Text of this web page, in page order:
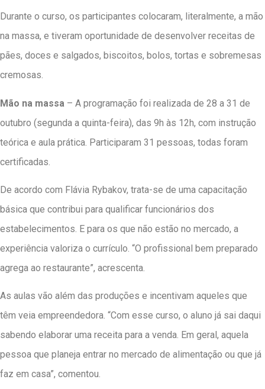
Durante o curso, os participantes colocaram, literalmente, a mão
na massa, e tiveram oportunidade de desenvolver receitas de
pães, doces e salgados, biscoitos, bolos, tortas e sobremesas
cremosas.
Mão na massa – A programação foi realizada de 28 a 31 de
outubro (segunda a quinta-feira), das 9h às 12h, com instrução
teórica e aula prática. Participaram 31 pessoas, todas foram
certificadas.
De acordo com Flávia Rybakov, trata-se de uma capacitação
básica que contribui para qualificar funcionários dos
estabelecimentos. E para os que não estão no mercado, a
experiência valoriza o currículo. “O profissional bem preparado
agrega ao restaurante”, acrescenta.
As aulas vão além das produções e incentivam aqueles que
têm veia empreendedora. “Com esse curso, o aluno já sai daqui
sabendo elaborar uma receita para a venda. Em geral, aquela
pessoa que planeja entrar no mercado de alimentação ou que já
faz em casa”, comentou.